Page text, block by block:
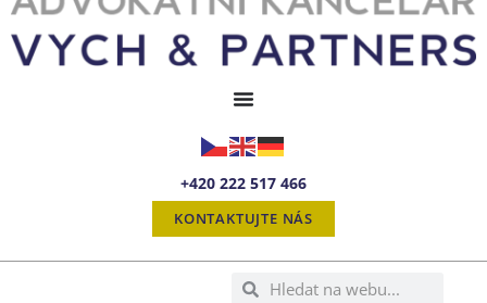
+420 222 517 466
KONTAKTUJTE NÁS